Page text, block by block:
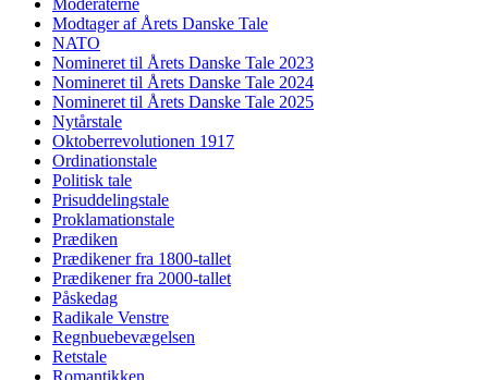
Moderaterne
Modtager af Årets Danske Tale
NATO
Nomineret til Årets Danske Tale 2023
Nomineret til Årets Danske Tale 2024
Nomineret til Årets Danske Tale 2025
Nytårstale
Oktoberrevolutionen 1917
Ordinationstale
Politisk tale
Prisuddelingstale
Proklamationstale
Prædiken
Prædikener fra 1800-tallet
Prædikener fra 2000-tallet
Påskedag
Radikale Venstre
Regnbuebevægelsen
Retstale
Romantikken